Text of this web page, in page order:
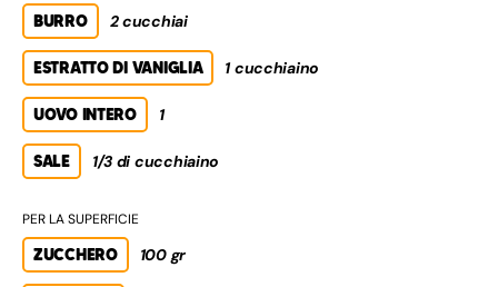
BURRO 2 cucchiai
ESTRATTO DI VANIGLIA 1 cucchiaino
UOVO INTERO 1
SALE 1/3 di cucchiaino
PER LA SUPERFICIE
ZUCCHERO 100 gr